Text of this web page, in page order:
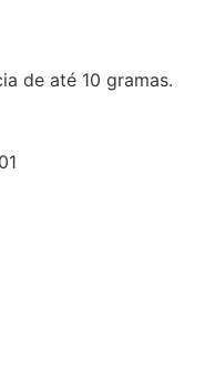
de até 10 gramas.